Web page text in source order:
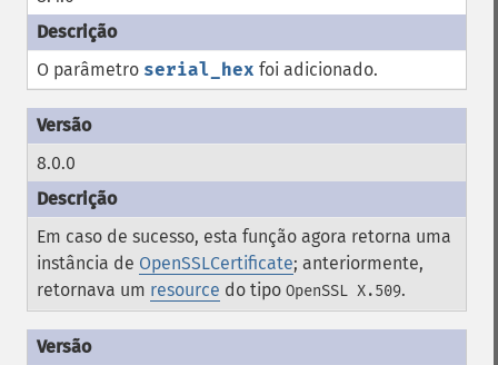
O parâmetro serial_hex foi adicionado.
8.0.0
Em caso de sucesso, esta função agora retorna uma
instância de OpenSSLCertificate; anteriormente,
retornava um resource do tipo OpenSSL X.509.